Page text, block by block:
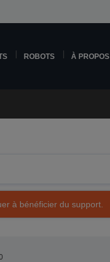
ROBOTS À PROPOS
à bénéficier du support.